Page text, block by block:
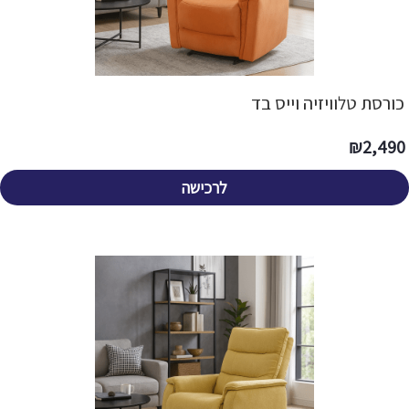
​כורסת טלוויזיה וייס בד
2,490
₪
לרכישה